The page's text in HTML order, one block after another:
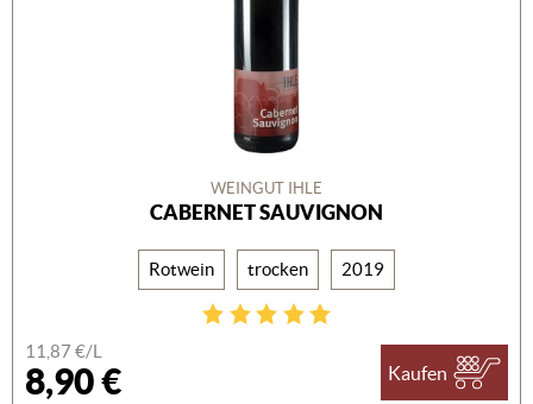
WEINGUT IHLE
CABERNET SAUVIGNON
Rotwein trocken 2019
11,87 €/L
8,90 € Kaufen